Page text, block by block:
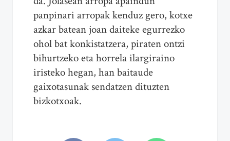
panpinari arropak kenduz gero, kotxe
azkar batean joan daiteke egurrezko
ohol bat konkistatzera, piraten ontzi
bihurtzeko eta horrela ilargiraino
iristeko hegan, han baitaude
gaixotasunak sendatzen dituzten
bizkotxoak.